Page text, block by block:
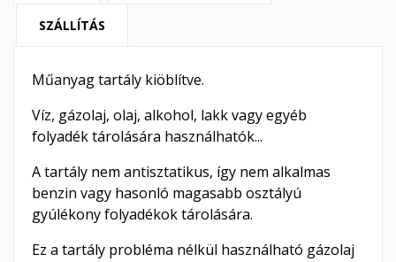
SZÁLLÍTÁS
Műanyag tartály kiöblítve.
Víz, gázolaj, olaj, alkohol, lakk vagy egyéb
folyadék tárolására használhatók...
A tartály nem antisztatikus, így nem alkalmas
benzin vagy hasonló magasabb osztályú
gyúlékony folyadékok tárolására.
Ez a tartály probléma nélkül használható gázolaj